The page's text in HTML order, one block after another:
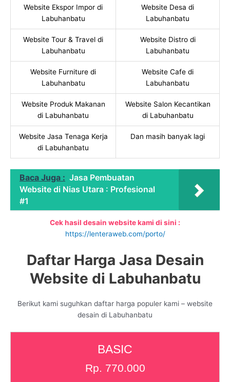
Website Ekspor Impor di
Labuhanbatu
Website Desa di
Labuhanbatu
Website Tour & Travel di
Labuhanbatu
Website Distro di
Labuhanbatu
Website Furniture di
Labuhanbatu
Website Cafe di
Labuhanbatu
Website Produk Makanan
di Labuhanbatu
Website Salon Kecantikan
di Labuhanbatu
Website Jasa Tenaga Kerja
di Labuhanbatu
Dan masih banyak lagi
Baca Juga : Jasa Pembuatan
Website di Nias Utara : Profesional
#1
Cek hasil desain website kami di sini :
https://lenteraweb.com/porto/
Daftar Harga Jasa Desain
Website di Labuhanbatu
Berikut kami suguhkan daftar harga populer kami – website
desain di Labuhanbatu
BASIC
Rp. 770.000